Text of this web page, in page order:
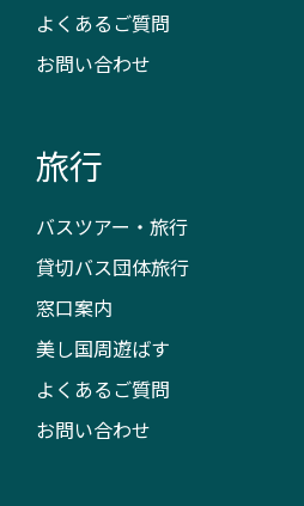
よくあるご質問
お問い合わせ
旅行
バスツアー・旅行
貸切バス団体旅行
窓口案内
美し国周遊ばす
よくあるご質問
お問い合わせ